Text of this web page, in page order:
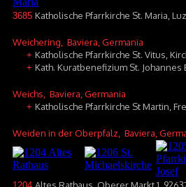
3685 Katholische Pfarrkirche St. Maria,
Weichering , Baviera, Germania
+ Katholische Pfarrkirche St. Vitus,
+ Kath. Kuratbenefizium St.
Weichs , Baviera, Germania
+ Katholische Pfarrkirche St Martin,
Weiden in der Oberpfalz , Baviera,